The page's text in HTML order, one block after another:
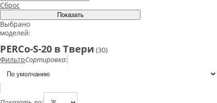
Сброс
Выбрано
моделей:
PERCo-S-20 в Твери (30)
ФильтрСортировка: